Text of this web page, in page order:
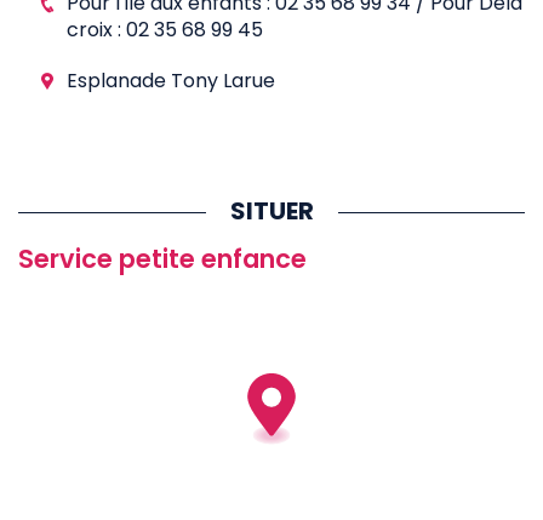
croix : 02 35 68 99 45
Esplanade Tony Larue
SITUER
Service petite enfance